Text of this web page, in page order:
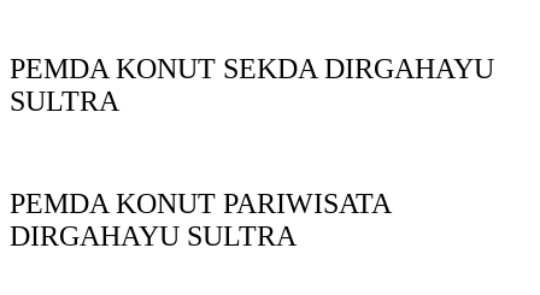
PEMDA KONUT SEKDA DIRGAHAYU
SULTRA
PEMDA KONUT PARIWISATA
DIRGAHAYU SULTRA